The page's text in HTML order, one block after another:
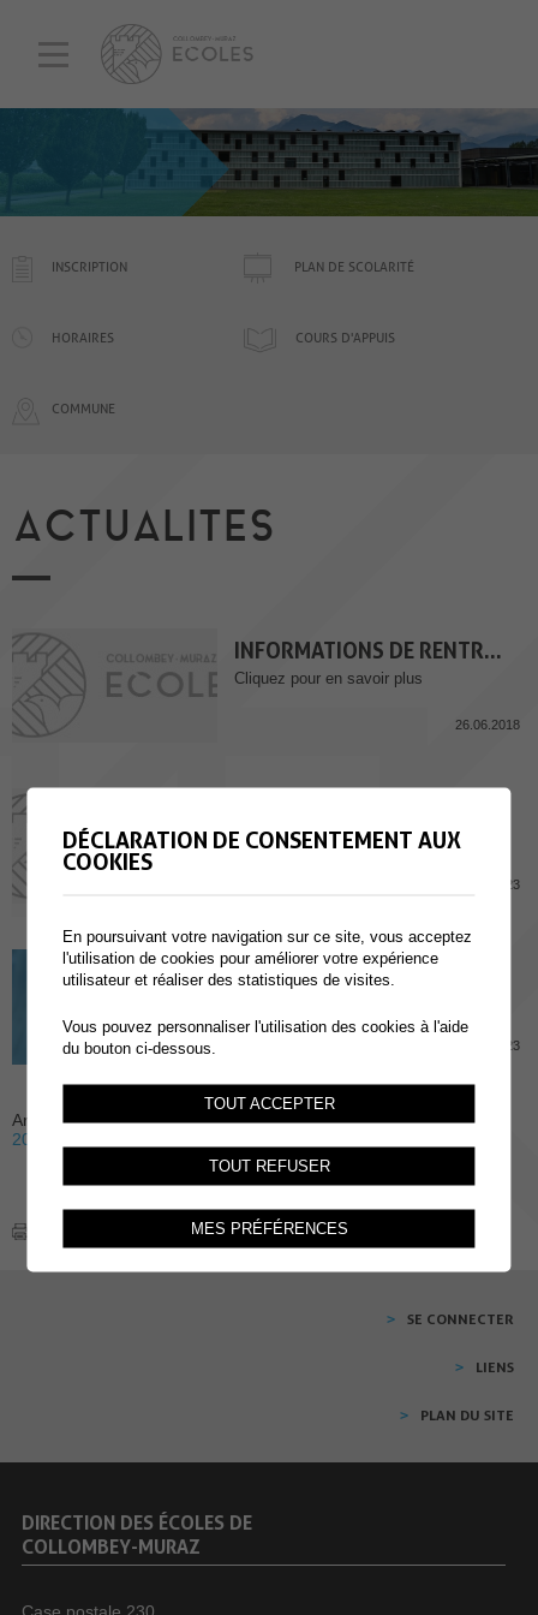
INSCRIPTION PLAN DE SCOLARITÉ
HORAIRES COURS D'APPUIS
COMMUNE
ACTUALITES
INFORMATIONS DE RENTREE DES CLASSES
Cliquez pour en savoir plus
26.06.2018
Cliquez pour accéder au formulaire
10.08.2023
10.07.2023
Archive:2026 2025 2024 2023 2022 2021 2020 2019 2018
2017
SE CONNECTER
LIENS
PLAN DU SITE
DIRECTION DES ÉCOLES DE
COLLOMBEY-MURAZ
DÉCLARATION DE CONSENTEMENT AUX
COOKIES
En poursuivant votre navigation sur ce site, vous acceptez
l'utilisation de cookies pour améliorer votre expérience
utilisateur et réaliser des statistiques de visites.
Vous pouvez personnaliser l'utilisation des cookies à l'aide
du bouton ci-dessous.
TOUT ACCEPTER
TOUT REFUSER
MES PRÉFÉRENCES